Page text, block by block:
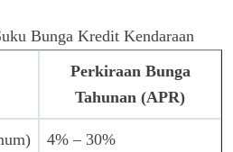
Bunga Kredit Kendaraan
Perkiraan Bunga
Tahunan (APR)
4% – 30%